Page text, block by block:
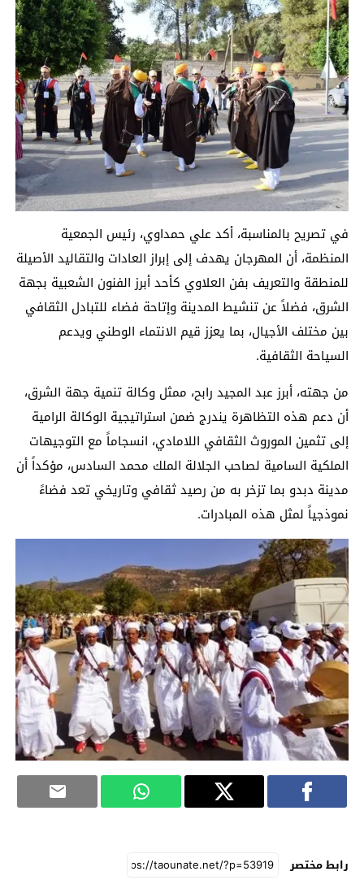
في تصريح بالمناسبة، أكد علي حمداوي، رئيس الجمعية
المنظمة، أن المهرجان يهدف إلى إبراز العادات والتقاليد الأصيلة
للمنطقة والتعريف بفن العلاوي كأحد أبرز الفنون الشعبية بجهة
الشرق، فضلاً عن تنشيط المدينة وإتاحة فضاء للتبادل الثقافي
بين مختلف الأجيال، بما يعزز قيم الانتماء الوطني ويدعم
السياحة الثقافية.
من جهته، أبرز عبد المجيد رابح، ممثل وكالة تنمية جهة الشرق،
أن دعم هذه التظاهرة يندرج ضمن استراتيجية الوكالة الرامية
إلى تثمين الموروث الثقافي اللامادي، انسجاماً مع التوجيهات
الملكية السامية لصاحب الجلالة الملك محمد السادس، مؤكداً أن
مدينة دبدو بما تزخر به من رصيد ثقافي وتاريخي تعد فضاءً
نموذجياً لمثل هذه المبادرات.
رابط مختصر